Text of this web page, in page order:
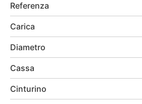
Referenza
Carica
Diametro
Cassa
Cinturino